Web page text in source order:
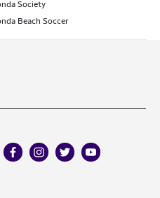
Society
Beach Soccer
facebookinstagram
twitteryoutube